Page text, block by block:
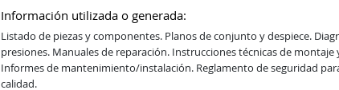
Información utilizada o generada:
Listado de piezas y componentes. Planos de conjunto y despiece.
presiones. Manuales de reparación. Instrucciones técnicas de
Informes de mantenimiento/instalación. Reglamento de seguridad
calidad.